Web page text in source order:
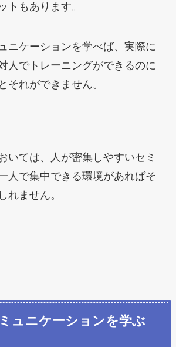
トもあります。
ニケーションを学べば、実際に
人でトレーニングができるのに
それができません。
いては、人が密集しやすいセミ
人で集中できる環境があればそ
れません。
ュニケーションを学ぶ